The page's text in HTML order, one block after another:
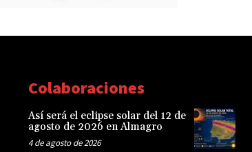
Colaboraciones
Así será el eclipse solar del 12 de
agosto de 2026 en Almagro
4 de agosto de 2026